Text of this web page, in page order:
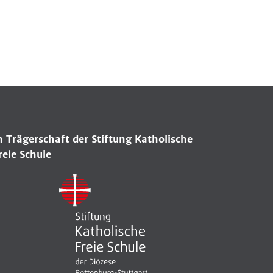
Trägerschaft der Stiftung Katholische
Schule